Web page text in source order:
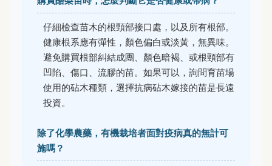
仔細檢查苗木的根頸部接口處，以及所有根部。
健康根系應有彈性，顏色偏白或淡黃，無異味。
避免購買根部糾結成團、顏色暗褐、或根頸部有
凹陷、傷口、流膠的苗。如果可以，詢問育苗場
使用的砧木種類，選擇抗病砧木嫁接的苗是長遠
投資。
除了化學農藥，有機栽培者面對疫病真的無計可
施嗎？